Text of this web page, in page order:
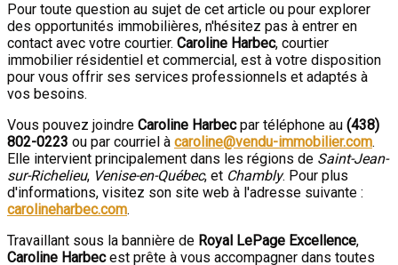
Pour toute question au sujet de cet article ou pour explorer
des opportunités immobilières, n'hésitez pas à entrer en
contact avec votre courtier. Caroline Harbec, courtier
immobilier résidentiel et commercial, est à votre disposition
pour vous offrir ses services professionnels et adaptés à
vos besoins.
Vous pouvez joindre Caroline Harbecpar téléphone au (438)
802-0223 ou par courriel à caroline@vendu-immobilier.com.
Elle intervient principalement dans les régions de Saint-Jean-
sur-Richelieu, Venise-en-Québec, et Chambly. Pour plus
d'informations, visitez son site web à l'adresse suivante :
carolineharbec.com.
Travaillant sous la bannière de Royal LePage Excellence,
Caroline Harbecest prête à vous accompagner dans toutes